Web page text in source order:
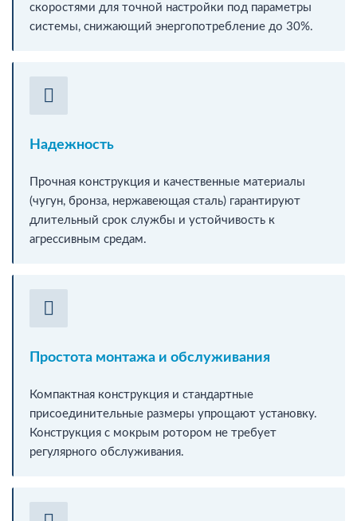
скоростями для точной настройки под параметры
системы, снижающий энергопотребление до 30%.
Надежность
Прочная конструкция и качественные материалы
(чугун, бронза, нержавеющая сталь) гарантируют
длительный срок службы и устойчивость к
агрессивным средам.
Простота монтажа и обслуживания
Компактная конструкция и стандартные
присоединительные размеры упрощают установку.
Конструкция с мокрым ротором не требует
регулярного обслуживания.